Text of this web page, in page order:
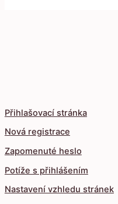
Přihlašovací stránka
Nová registrace
Zapomenuté heslo
Potíže s přihlášením
Nastavení vzhledu stránek